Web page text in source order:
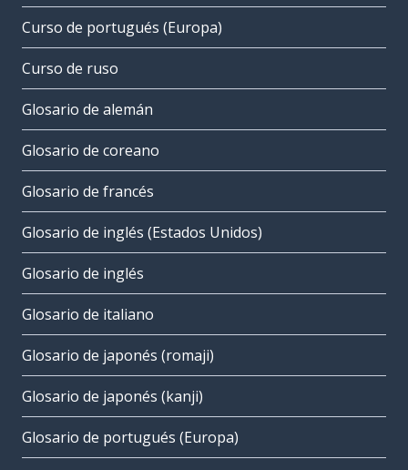
Curso de portugués (Europa)
Curso de ruso
Glosario de alemán
Glosario de coreano
Glosario de francés
Glosario de inglés (Estados Unidos)
Glosario de inglés
Glosario de italiano
Glosario de japonés (romaji)
Glosario de japonés (kanji)
Glosario de portugués (Europa)